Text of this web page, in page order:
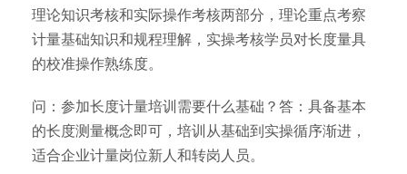
理论知识考核和实际操作考核两部分，理论重点考察
计量基础知识和规程理解，实操考核学员对长度量具
的校准操作熟练度。
问：参加长度计量培训需要什么基础？答：具备基本
的长度测量概念即可，培训从基础到实操循序渐进，
适合企业计量岗位新人和转岗人员。